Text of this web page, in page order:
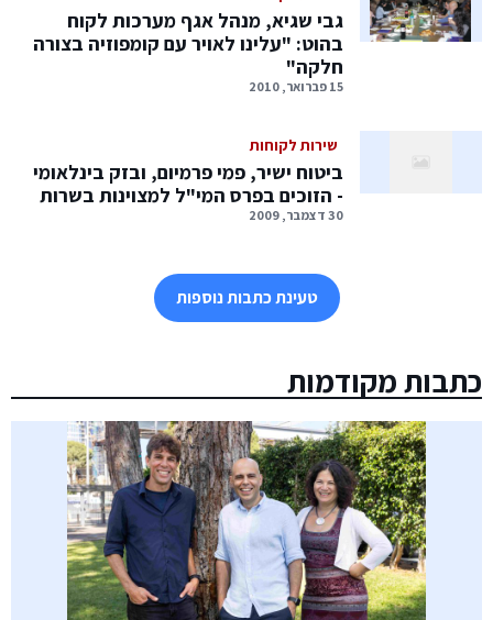
גבי שגיא, מנהל אגף מערכות לקוח
בהוט: "עלינו לאויר עם קומפוזיה בצורה
חלקה"
15 פברואר, 2010
שירות לקוחות
ביטוח ישיר, פמי פרמיום, ובזק בינלאומי
- הזוכים בפרס המי"ל למצוינות בשרות
30 דצמבר, 2009
טעינת כתבות נוספות
כתבות מקודמות